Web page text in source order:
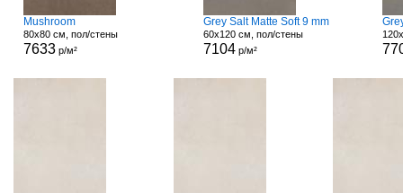
Mushroom
80x80 см, пол/стены
7633 р/м²
Grey Salt Matte Soft 9 mm
60x120 см, пол/стены
7104р/м²